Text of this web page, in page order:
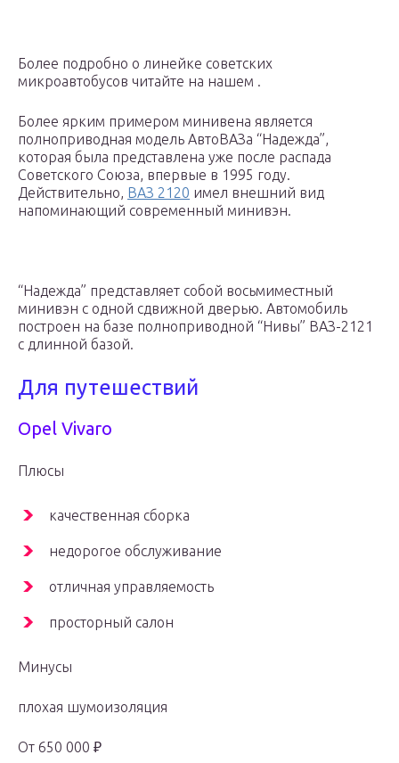
Более подробно о линейке советских
микроавтобусов читайте на нашем .
Более ярким примером минивена является
полноприводная модель АвтоВАЗа “Надежда”,
которая была представлена уже после распада
Советского Союза, впервые в 1995 году.
Действительно, ВАЗ 2120 имел внешний вид
напоминающий современный минивэн.
“Надежда” представляет собой восьмиместный
минивэн с одной сдвижной дверью. Автомобиль
построен на базе полноприводной “Нивы” ВАЗ-2121
с длинной базой.
Для путешествий
Opel Vivaro
Плюсы
качественная сборка
недорогое обслуживание
отличная управляемость
просторный салон
Минусы
плохая шумоизоляция
От 650 000 ₽